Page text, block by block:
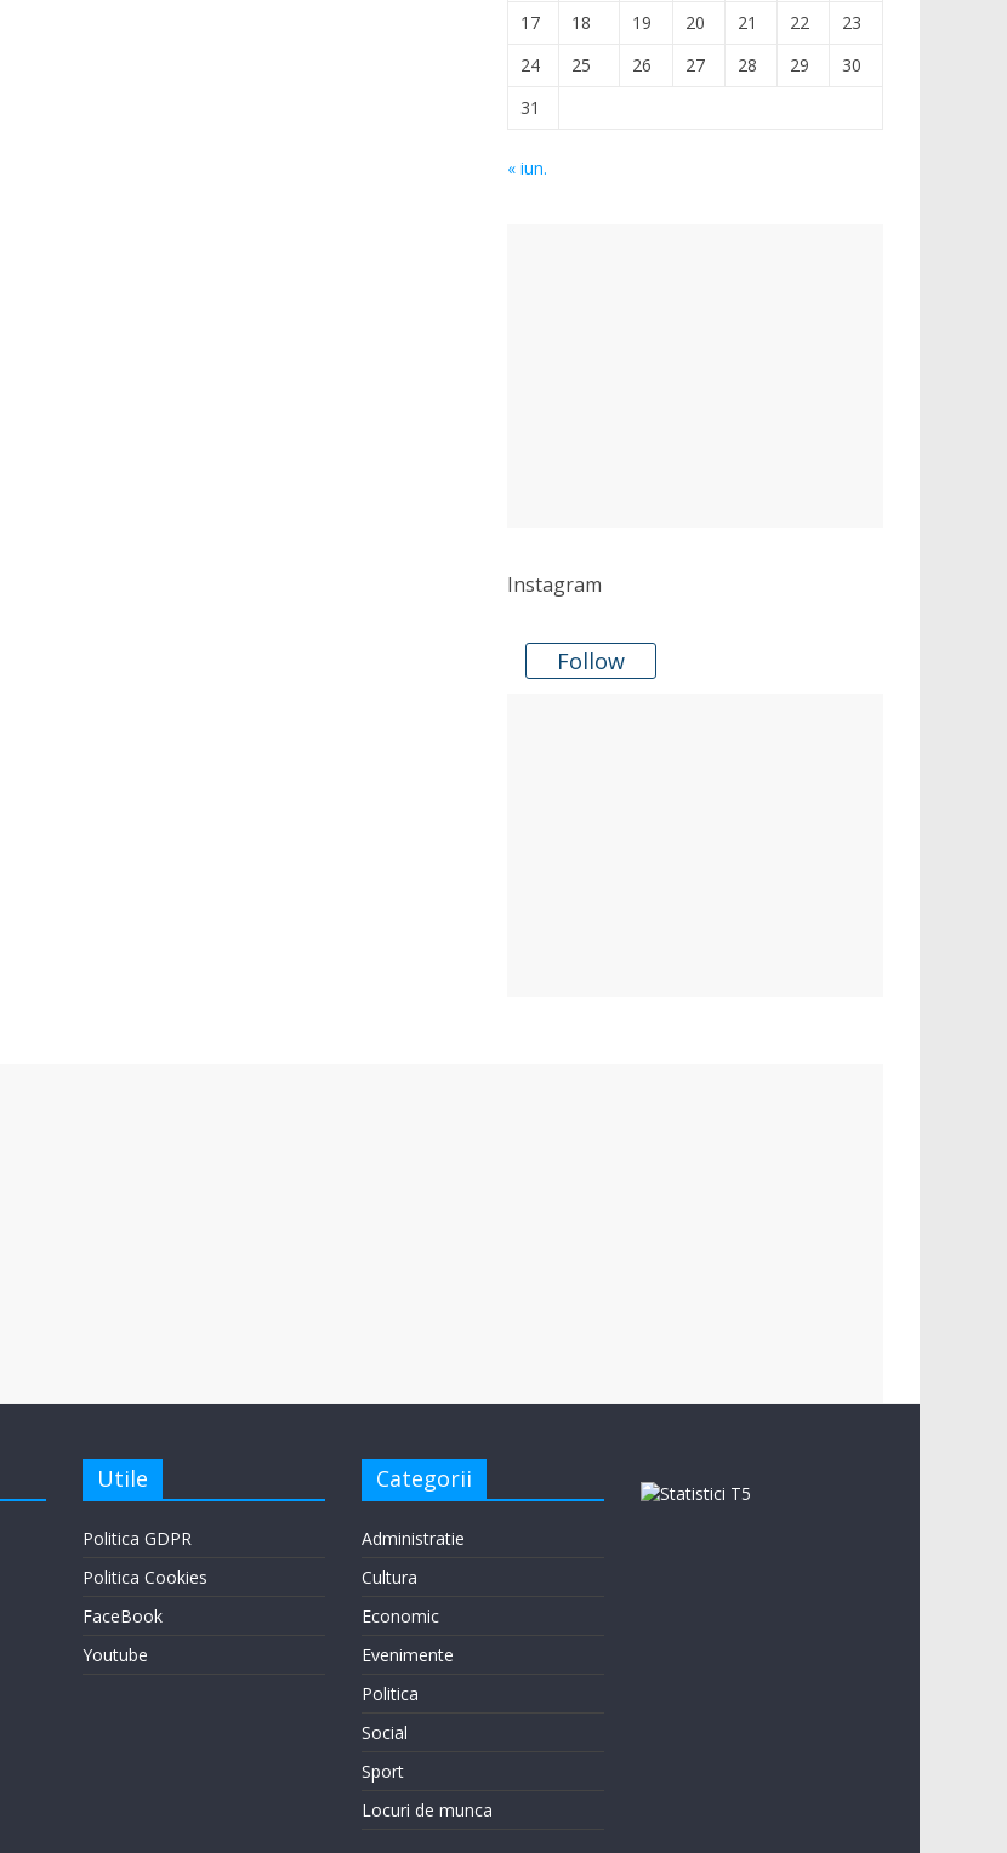
17
18 19 20 21 22
23
24
25 26 27 28 29
30
31
« iun.
Instagram
Follow
Utile
Politica GDPR
Politica Cookies
FaceBook
Youtube
Categorii
Administratie
Cultura
Economic
Evenimente
Politica
Social
Sport
Locuri de munca